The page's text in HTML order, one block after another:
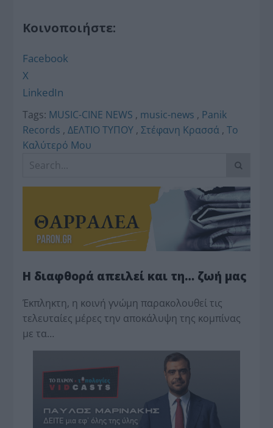
Κοινοποιήστε:
Facebook
X
LinkedIn
Tags: MUSIC-CINE NEWS , music-news , Panik
Records ,ΔΕΛΤΙΟ ΤΥΠΟΥ ,Στέφανη Κρασσά ,Το
Καλύτερό Μου
Η διαφθορά απειλεί και τη… ζωή μας
Έκπληκτη, η κοινή γνώμη παρακολουθεί τις
τελευταίες μέρες την αποκάλυψη της κο­μπίνας
με τα…